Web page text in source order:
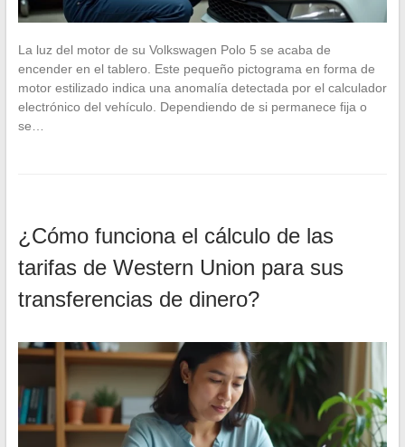
La luz del motor de su Volkswagen Polo 5 se acaba de
encender en el tablero. Este pequeño pictograma en forma de
motor estilizado indica una anomalía detectada por el calculador
electrónico del vehículo. Dependiendo de si permanece fija o
se…
¿Cómo funciona el cálculo de las
tarifas de Western Union para sus
transferencias de dinero?